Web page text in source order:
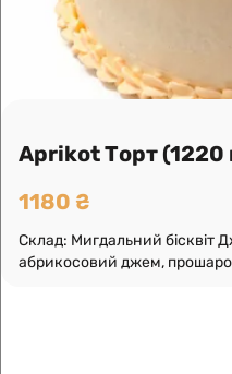
кокосовою стружкою.
Aprikot Торт (1220
1180 ₴
Склад: Мигдальний бісквіт
абрикосовий джем,